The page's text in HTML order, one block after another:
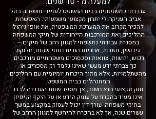
עבודתי כמשפטנית בבית המשפט לענייני משפחה בתל
אביב העניקה לי יתרון מקצועי משמעותי: האפשרות
להכיר מקרוב את המערכת המשפטית, את אופן ניהול
ההליכים ואת המורכבות הייחודית של תיקי המשפחה.
במסגרת עבודתי נחשפתי למגוון רחב של תיקים –
גירושין, מזונות, אחריות הורית וזמני שהות, חלוקת
רכוש, ירושות, צוואות וסכסוכים משפחתיים מורכבים.
כך צברתי ידע מעשי שאינו נלמד רק מספרים או
מהשתלמויות, אלא מתוך היכרות יומיומית עם ההליכים
המתנהלים בבית המשפט.
ותק מקצועי הוא חשוב, אך מספר שנות העבודה לבדו
אינו מעיד בהכרח על עומק הידע או על היקף הניסיון
בתיקי משפחה. עורך דין יכול לעסוק במקצוע במשך
עשרים שנה, אך לא בהכרח להיחשף למגוון הרחב של